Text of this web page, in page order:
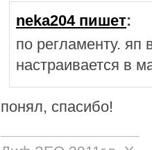
neka204 пишет:
по регламенту.
настраивается в
понял, спасибо!